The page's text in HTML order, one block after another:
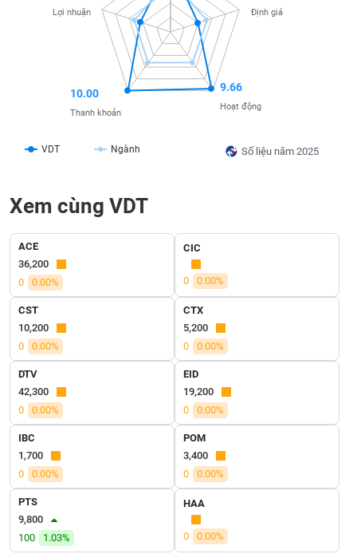
Số liệu năm 2025
VDT Ngành
Định giá
9.66
Hoạt động
10.00
Thanh khoản
Lợi nhuận
Xem cùng VDT
ACE
36,200
0
0.00%
CIC
0 0.00%
CST
10,200
0
0.00%
CTX
5,200
0
0.00%
DTV
42,300
0
0.00%
EID
19,200
0
0.00%
IBC
1,700
0
0.00%
POM
3,400
0
0.00%
PTS
9,800
100
1.03%
HAA
0 0.00%
CHÍNH
TIN
DỊCH
VỤ
TRUYỀN
THÔNG
TIỆN
ÍCH
BẤT
ĐỘNG
SẢN
Mã
chứng